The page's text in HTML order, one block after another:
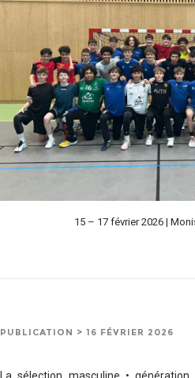
15 – 17 février 2026 |
PUBLICATION > 16 FÉVRIER 2026